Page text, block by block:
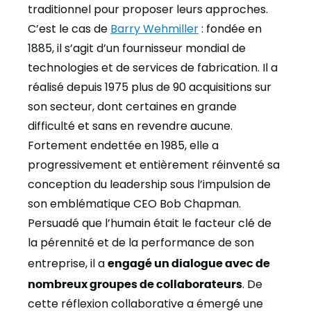
traditionnel pour proposer leurs approches.
C’est le cas de Barry Wehmiller: fondée en
1885, il s’agit d’un fournisseur mondial de
technologies et de services de fabrication. Il a
réalisé depuis 1975 plus de 90 acquisitions sur
son secteur, dont certaines en grande
difficulté et sans en revendre aucune.
Fortement endettée en 1985, elle a
progressivement et entièrement réinventé sa
conception du leadership sous l’impulsion de
son emblématique CEO Bob Chapman.
Persuadé que l’humain était le facteur clé de
la pérennité et de la performance de son
entreprise, il a engagé un dialogue avec de
nombreux groupes de collaborateurs. De
cette réflexion collaborative a émergé une